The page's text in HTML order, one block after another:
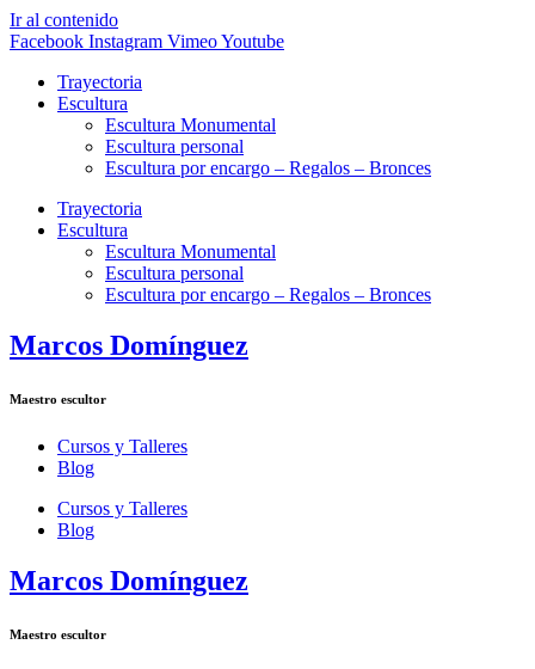
Ir al contenido
Facebook Instagram VimeoYoutube
Trayectoria
Escultura
Escultura Monumental
Escultura personal
Escultura por encargo – Regalos – Bronces
Trayectoria
Escultura
Escultura Monumental
Escultura personal
Escultura por encargo – Regalos – Bronces
Marcos Domínguez
Maestro escultor
Cursos y Talleres
Blog
Cursos y Talleres
Blog
Marcos Domínguez
Maestro escultor